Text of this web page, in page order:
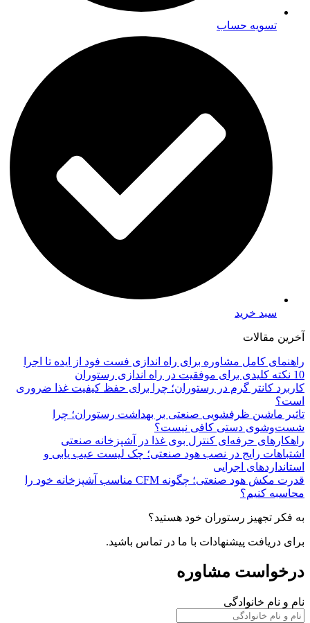
تسویه حساب
سبد خرید
آخرین مقالات
راهنمای کامل مشاوره برای راه اندازی فست فود از ایده تا اجرا
10 نکته کلیدی برای موفقیت در راه اندازی رستوران
کاربرد کانتر گرم در رستوران؛ چرا برای حفظ کیفیت غذا ضروری
است؟
تاثیر ماشین ظرفشویی صنعتی بر بهداشت رستوران؛ چرا
شست‌وشوی دستی کافی نیست؟
راهکارهای حرفه‌ای کنترل بوی غذا در آشپزخانه صنعتی
اشتباهات رایج در نصب هود صنعتی؛ چک لیست عیب یابی و
استانداردهای اجرایی
قدرت مکش هود صنعتی؛ چگونه CFM مناسب آشپزخانه خود را
محاسبه کنیم؟
به فکر تجهیز رستوران خود هستید؟
برای دریافت پیشنهادات با ما در تماس باشید.
درخواست مشاوره
نام و نام خانوادگی